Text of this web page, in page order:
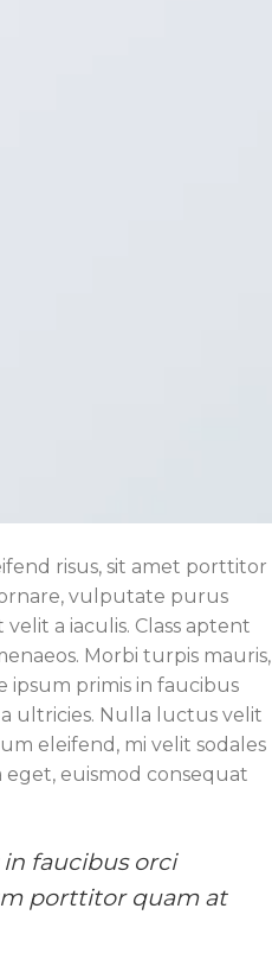
risus, sit amet porttitor
ornare, vulputate purus
a iaculis. Class aptent
Morbi turpis mauris,
ipsum primis in faucibus
ultricies. Nulla luctus velit
eleifend, mi velit sodales
eget, euismod consequat
faucibus orci
porttitor quam at